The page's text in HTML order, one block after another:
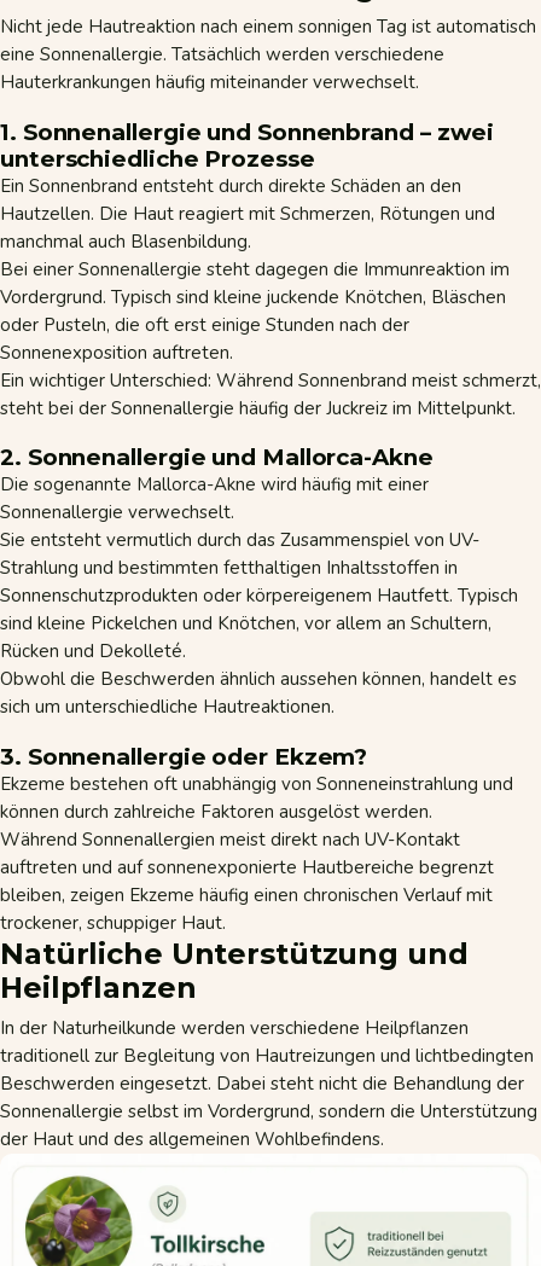
Nicht jede Hautreaktion nach einem sonnigen Tag ist automatisch
eine Sonnenallergie. Tatsächlich werden verschiedene
Hauterkrankungen häufig miteinander verwechselt.
1. Sonnenallergie und Sonnenbrand – zwei
unterschiedliche Prozesse
Ein Sonnenbrand entsteht durch direkte Schäden an den
Hautzellen. Die Haut reagiert mit Schmerzen, Rötungen und
manchmal auch Blasenbildung.
Bei einer Sonnenallergie steht dagegen die Immunreaktion im
Vordergrund. Typisch sind kleine juckende Knötchen, Bläschen
oder Pusteln, die oft erst einige Stunden nach der
Sonnenexposition auftreten.
Ein wichtiger Unterschied: Während Sonnenbrand meist schmerzt,
steht bei der Sonnenallergie häufig der Juckreiz im Mittelpunkt.
2. Sonnenallergie und Mallorca-Akne
Die sogenannte Mallorca-Akne wird häufig mit einer
Sonnenallergie verwechselt.
Sie entsteht vermutlich durch das Zusammenspiel von UV-
Strahlung und bestimmten fetthaltigen Inhaltsstoffen in
Sonnenschutzprodukten oder körpereigenem Hautfett. Typisch
sind kleine Pickelchen und Knötchen, vor allem an Schultern,
Rücken und Dekolleté.
Obwohl die Beschwerden ähnlich aussehen können, handelt es
sich um unterschiedliche Hautreaktionen.
3. Sonnenallergie oder Ekzem?
Ekzeme bestehen oft unabhängig von Sonneneinstrahlung und
können durch zahlreiche Faktoren ausgelöst werden.
Während Sonnenallergien meist direkt nach UV-Kontakt
auftreten und auf sonnenexponierte Hautbereiche begrenzt
bleiben, zeigen Ekzeme häufig einen chronischen Verlauf mit
trockener, schuppiger Haut.
Natürliche Unterstützung und
Heilpflanzen
In der Naturheilkunde werden verschiedene Heilpflanzen
traditionell zur Begleitung von Hautreizungen und lichtbedingten
Beschwerden eingesetzt. Dabei steht nicht die Behandlung der
Sonnenallergie selbst im Vordergrund, sondern die Unterstützung
der Haut und des allgemeinen Wohlbefindens.